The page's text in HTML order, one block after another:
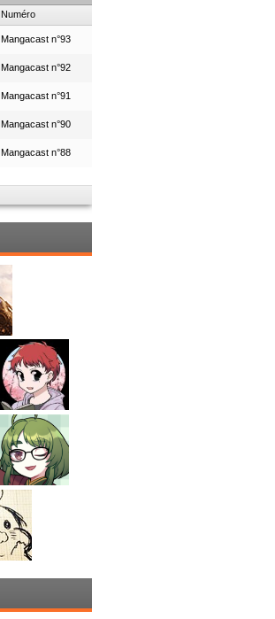
Numéro
Mangacast n°93
Mangacast n°92
Mangacast n°91
Mangacast n°90
Mangacast n°88